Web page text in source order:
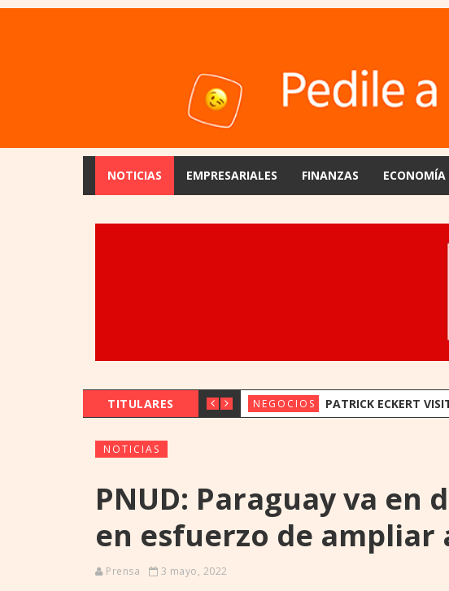
NOTICIAS EMPRESARIALES FINANZAS ECONOMÍA
TITULARES NEGOCIOS PATRICK ECKERT VISITÓ PARAGUAY PARA IMPULSAR EL ACCESO OPORTUNO A LA INNOVACIÓN EN
NOTICIAS
PNUD: Paraguay va en
en esfuerzo de ampliar
Prensa 3 mayo, 2022